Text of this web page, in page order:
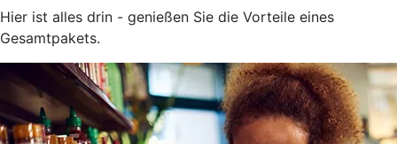
Hier ist alles drin - genießen Sie die Vorteile eines
Gesamtpakets.